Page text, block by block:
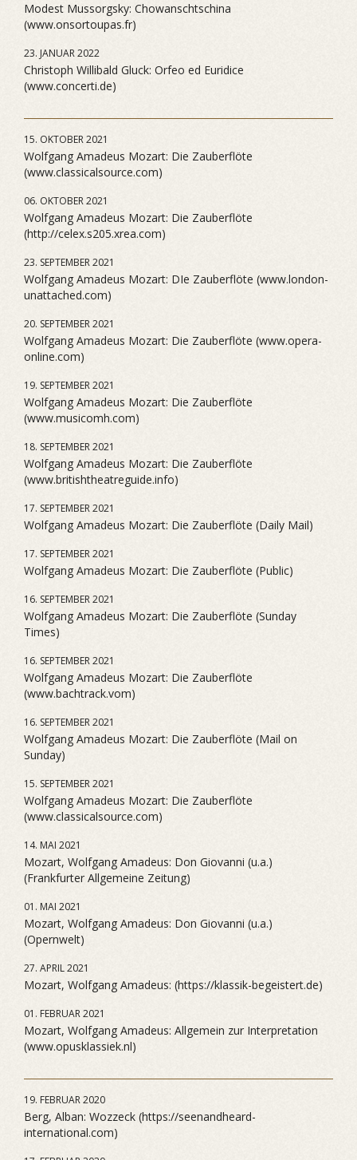
Modest Mussorgsky: Chowanschtschina
(www.onsortoupas.fr)
23. JANUAR 2022
Christoph Willibald Gluck: Orfeo ed Euridice
(www.concerti.de)
15. OKTOBER 2021
Wolfgang Amadeus Mozart: Die Zauberflöte
(www.classicalsource.com)
06. OKTOBER 2021
Wolfgang Amadeus Mozart: Die Zauberflöte
(http://celex.s205.xrea.com)
23. SEPTEMBER 2021
Wolfgang Amadeus Mozart: DIe Zauberflöte (www.london-
unattached.com)
20. SEPTEMBER 2021
Wolfgang Amadeus Mozart: Die Zauberflöte (www.opera-
online.com)
19. SEPTEMBER 2021
Wolfgang Amadeus Mozart: Die Zauberflöte
(www.musicomh.com)
18. SEPTEMBER 2021
Wolfgang Amadeus Mozart: Die Zauberflöte
(www.britishtheatreguide.info)
17. SEPTEMBER 2021
Wolfgang Amadeus Mozart: Die Zauberflöte (Daily Mail)
17. SEPTEMBER 2021
Wolfgang Amadeus Mozart: Die Zauberflöte (Public)
16. SEPTEMBER 2021
Wolfgang Amadeus Mozart: Die Zauberflöte (Sunday
Times)
16. SEPTEMBER 2021
Wolfgang Amadeus Mozart: Die Zauberflöte
(www.bachtrack.vom)
16. SEPTEMBER 2021
Wolfgang Amadeus Mozart: Die Zauberflöte (Mail on
Sunday)
15. SEPTEMBER 2021
Wolfgang Amadeus Mozart: Die Zauberflöte
(www.classicalsource.com)
14. MAI 2021
Mozart, Wolfgang Amadeus: Don Giovanni (u.a.)
(Frankfurter Allgemeine Zeitung)
01. MAI 2021
Mozart, Wolfgang Amadeus: Don Giovanni (u.a.)
(Opernwelt)
27. APRIL 2021
Mozart, Wolfgang Amadeus: (https://klassik-begeistert.de)
01. FEBRUAR 2021
Mozart, Wolfgang Amadeus: Allgemein zur Interpretation
(www.opusklassiek.nl)
19. FEBRUAR 2020
Berg, Alban: Wozzeck (https://seenandheard-
international.com)